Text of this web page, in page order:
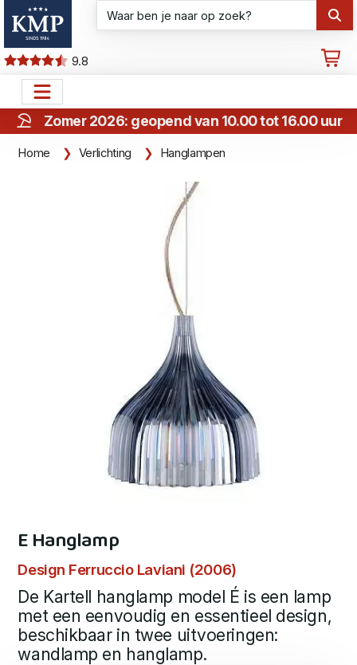
9.8
Zomer 2026: geopend van 10.00 tot 16.00 uur
Home Verlichting Hanglampen
E Hanglamp
Design Ferruccio Laviani (2006)
De Kartell hanglamp model É is een lamp
met een eenvoudig en essentieel design,
beschikbaar in twee uitvoeringen:
wandlamp en hanglamp.